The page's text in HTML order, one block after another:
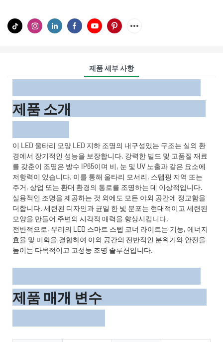
제품 세부 사항
제품 소개
이 LED 울타리 모양 LED 지하 조명의 내구성있는 구조는 실외 환
경에서 장기적인 성능을 보장합니다. 강력한 빌드 및 고품질 재료
를 갖춘이 조명은 방수 IP65이며 비, 눈 및 UV 노출과 같은 요소에
저항력이 있습니다. 이를 통해 울타리 모서리, 스텝핑 지역 또는
주거, 상업 또는 환대 환경의 통로를 조명하는 데 이상적입니다.
실용적인 조명을 제공하는 것 외에도 모든 야외 공간에 정교함을
더합니다. 세련된 디자인과 균일 한 빛 분포는 현대적이고 세련된
모양을 만들어 주변의 시각적 매력을 향상시킵니다.
전반적으로, 우리의 LED 스마트 스텝 코너 라이트는 기능, 에너지
효율 및 미학을 결합하여 야외 공간의 전반적인 분위기와 안전을
높이는 다목적이고 고성능 조명 솔루션입니다.
제품 매개 변수